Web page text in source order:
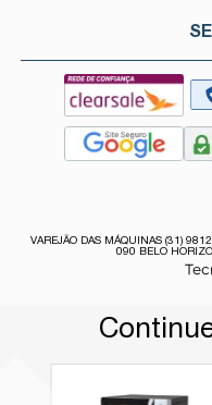
VAREJÃO DAS MÁQUINAS (31)
090 BELO